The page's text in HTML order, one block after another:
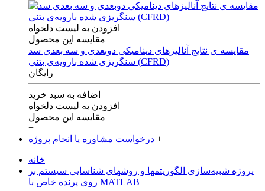
افزودن به لیست دلخواه
مقایسه این محصول
مقایسه ی‌ نتایج آنالیزهای‌ دینامیکی‌ دوبعدی‌ و‌ سه بعدی‌ سد
سنگریزی‌ شده با‌رویه‌ی‌ بتنی‌ (CFRD)
رایگان
اضافه به سبد خرید
افزودن به لیست دلخواه
مقایسه این محصول
+
درخواست مشاوره یا انجام پروژه +
خانه
پروژه شبیه‌سازی الگوریتمها و روشهای شناسایی سیستم بر
روی پرنده خاص با MATLAB